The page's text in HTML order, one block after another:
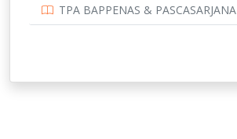
UNIVERSITAS JEMBER
TPA BAPPENAS & PASCASARJANA